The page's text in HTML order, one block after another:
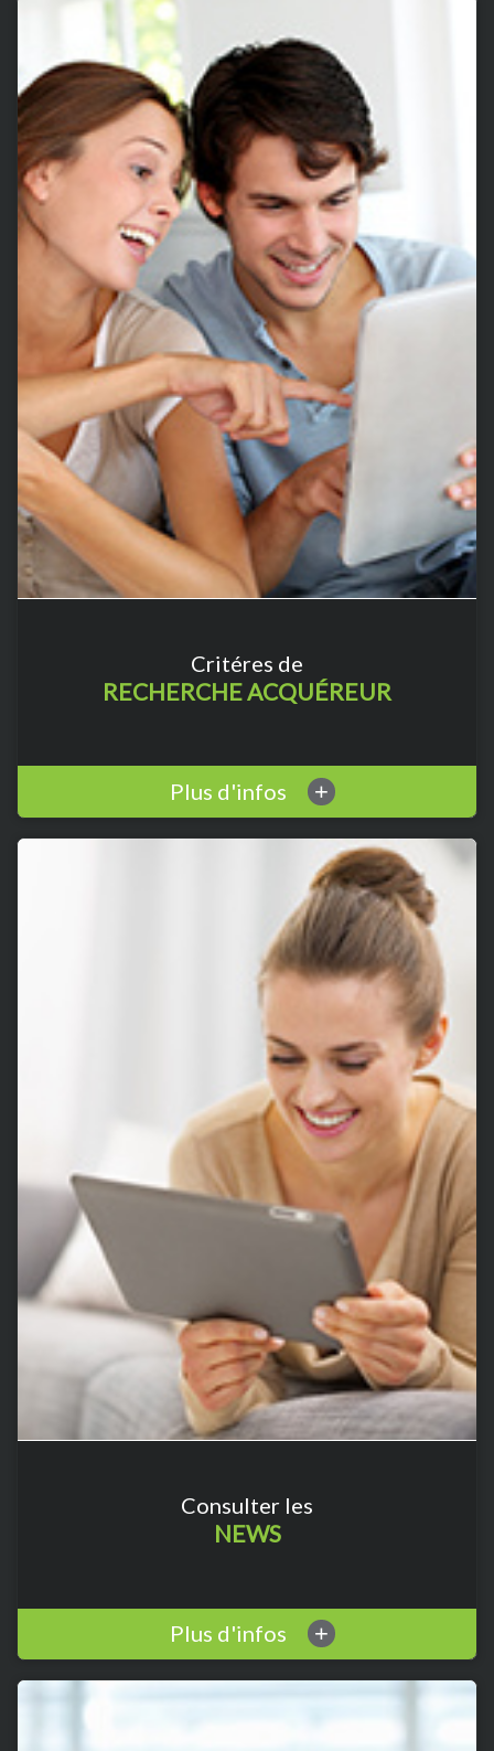
Critéres de
RECHERCHE ACQUÉREUR
Plus d'infos +
Consulter les
NEWS
Plus d'infos +